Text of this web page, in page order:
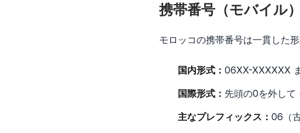
携帯番号（モバイル）
モロッコの携帯番号は一貫した形
国内形式： 06XX-XXXXXX
国際形式： 先頭の0を外して
主なプレフィックス： 06（